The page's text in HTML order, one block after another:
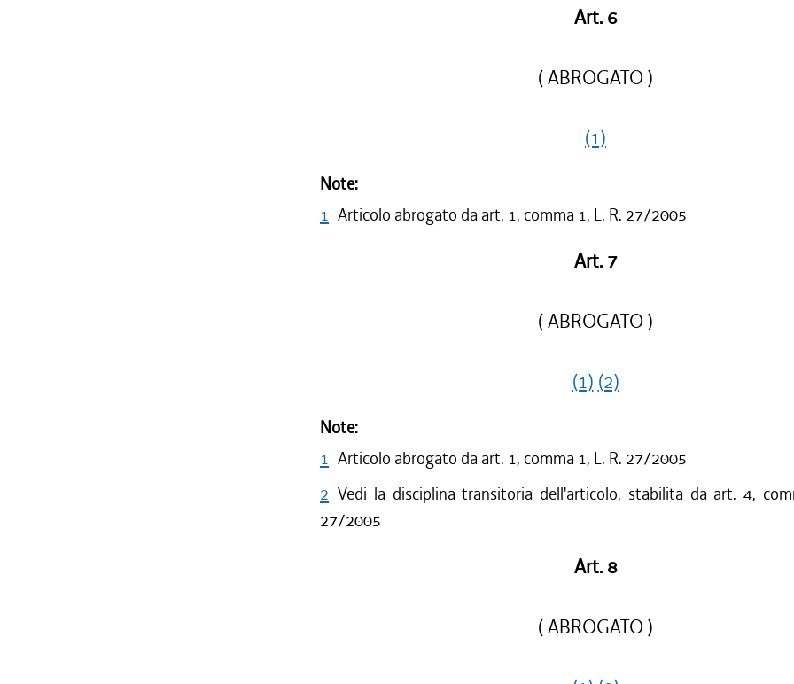
Art. 6
( ABROGATO )
(1)
Note:
1 Articolo abrogato da art. 1, comma 1, L. R. 27/2005
Art. 7
( ABROGATO )
(1) (2)
Note:
1 Articolo abrogato da art. 1, comma 1, L. R. 27/2005
2 Vedi la disciplina transitoria dell'articolo, stabilita da art. 4,
27/2005
Art. 8
( ABROGATO )